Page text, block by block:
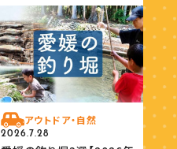
アウトドア・自然
2026.7.28